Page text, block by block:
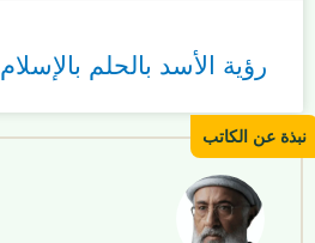
رؤية الأسد بالحلم بالإسلام